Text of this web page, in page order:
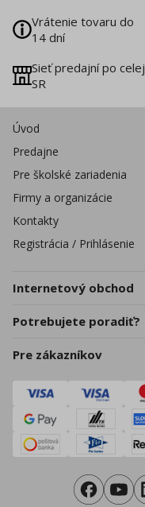
Vrátenie tovaru do
14 dní
Sieť predajní po celej
SR
Úvod
Predajne
Pre školské zariadenia
Firmy a organizácie
Kontakty
Registrácia / Prihlásenie
Internetový obchod
Potrebujete poradiť?
Pre zákazníkov